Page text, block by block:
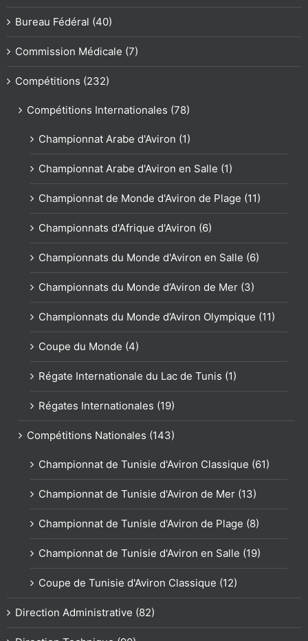
Bureau Fédéral (40)
Commission Médicale (7)
Compétitions (232)
Compétitions Internationales (78)
Championnat Arabe d'Aviron (1)
Championnat Arabe d'Aviron en Salle (1)
Championnat de Monde d'Aviron de Plage (11)
Championnats d'Afrique d'Aviron (6)
Championnats du Monde d'Aviron en Salle (6)
Championnats du Monde d’Aviron de Mer (3)
Championnats du Monde d’Aviron Olympique (11)
Coupe du Monde (4)
Régate Internationale du Lac de Tunis (1)
Régates Internationales (19)
Compétitions Nationales (143)
Championnat de Tunisie d'Aviron Classique (61)
Championnat de Tunisie d'Aviron de Mer (13)
Championnat de Tunisie d'Aviron de Plage (8)
Championnat de Tunisie d'Aviron en Salle (19)
Coupe de Tunisie d'Aviron Classique (12)
Direction Administrative (82)